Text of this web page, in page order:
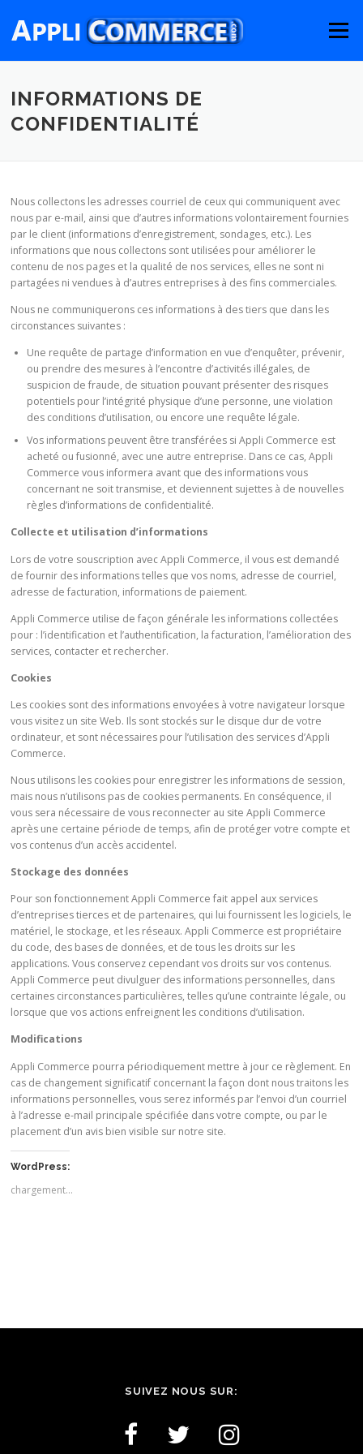
contenu
Menu
INFORMATIONS DE
CONFIDENTIALITÉ
Nous collectons les adresses courriel de ceux qui communiquent avec
nous par e-mail, ainsi que d’autres informations volontairement fournies
par le client (informations d’enregistrement, sondages, etc.). Les
informations que nous collectons sont utilisées pour améliorer le
contenu de nos pages et la qualité de nos services, elles ne sont ni
partagées ni vendues à d’autres entreprises à des fins commerciales.
Nous ne communiquerons ces informations à des tiers que dans les
circonstances suivantes :
Une requête de partage d’information en vue d’enquêter, prévenir,
ou prendre des mesures à l’encontre d’activités illégales, de
suspicion de fraude, de situation pouvant présenter des risques
potentiels pour l’intégrité physique d’une personne, une violation
des conditions d’utilisation, ou encore une requête légale.
Vos informations peuvent être transférées si Appli Commerce est
acheté ou fusionné, avec une autre entreprise. Dans ce cas, Appli
Commerce vous informera avant que des informations vous
concernant ne soit transmise, et deviennent sujettes à de nouvelles
règles d’informations de confidentialité.
Collecte et utilisation d’informations
Lors de votre souscription avec Appli Commerce, il vous est demandé
de fournir des informations telles que vos noms, adresse de courriel,
adresse de facturation, informations de paiement.
Appli Commerce utilise de façon générale les informations collectées
pour : l’identification et l’authentification, la facturation, l’amélioration des
services, contacter et rechercher.
Cookies
Les cookies sont des informations envoyées à votre navigateur lorsque
vous visitez un site Web. Ils sont stockés sur le disque dur de votre
ordinateur, et sont nécessaires pour l’utilisation des services d’Appli
Commerce.
Nous utilisons les cookies pour enregistrer les informations de session,
mais nous n’utilisons pas de cookies permanents. En conséquence, il
vous sera nécessaire de vous reconnecter au site Appli Commerce
après une certaine période de temps, afin de protéger votre compte et
vos contenus d’un accès accidentel.
Stockage des données
Pour son fonctionnement Appli Commerce fait appel aux services
d’entreprises tierces et de partenaires, qui lui fournissent les logiciels, le
matériel, le stockage, et les réseaux. Appli Commerce est propriétaire
du code, des bases de données, et de tous les droits sur les
applications. Vous conservez cependant vos droits sur vos contenus.
Appli Commerce peut divulguer des informations personnelles, dans
certaines circonstances particulières, telles qu’une contrainte légale, ou
lorsque que vos actions enfreignent les conditions d’utilisation.
Modifications
Appli Commerce pourra périodiquement mettre à jour ce règlement. En
cas de changement significatif concernant la façon dont nous traitons les
informations personnelles, vous serez informés par l’envoi d’un courriel
à l’adresse e-mail principale spécifiée dans votre compte, ou par le
placement d’un avis bien visible sur notre site.
WordPress:
chargement…
SUIVEZ NOUS SUR: